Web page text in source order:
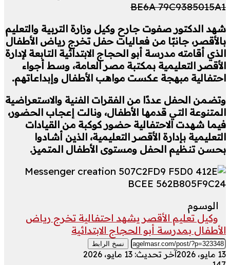
شهد الدكتور صفوت جارح وكيل وزارة التربية والتعليم
بالأقصر، جانبًا من فعاليات حفل تخرج رياض الأطفال
الذي أقامته مدرسة أبو الحجاج الابتدائية التابعة لإدارة
الأقصر التعليمية بمكتبة مصر العامة، وسط أجواء
احتفالية مبهجة عكست مواهب الأطفال وإبداعاتهم.
وتضمن الحفل عددًا من الفقرات الفنية والاستعراضية
المتنوعة التي قدمها الأطفال، ونالت إعجاب الحضور،
فيما شهدت الاحتفالية حضور كوكبة من القيادات
التعليمية بإدارة الأقصر التعليمية، الذين أشادوا
بحسن تنظيم الحفل ومستوى الأطفال المتميز.
الوسوم
وكيل تعليم الأقصر يشهد احتفالية تخرج رياض
الأطفال بمدرسة أبو الحجاج الابتدائية
نسخ الرابط
13 مايو، 2026
آخر تحديث: 13 مايو، 2026